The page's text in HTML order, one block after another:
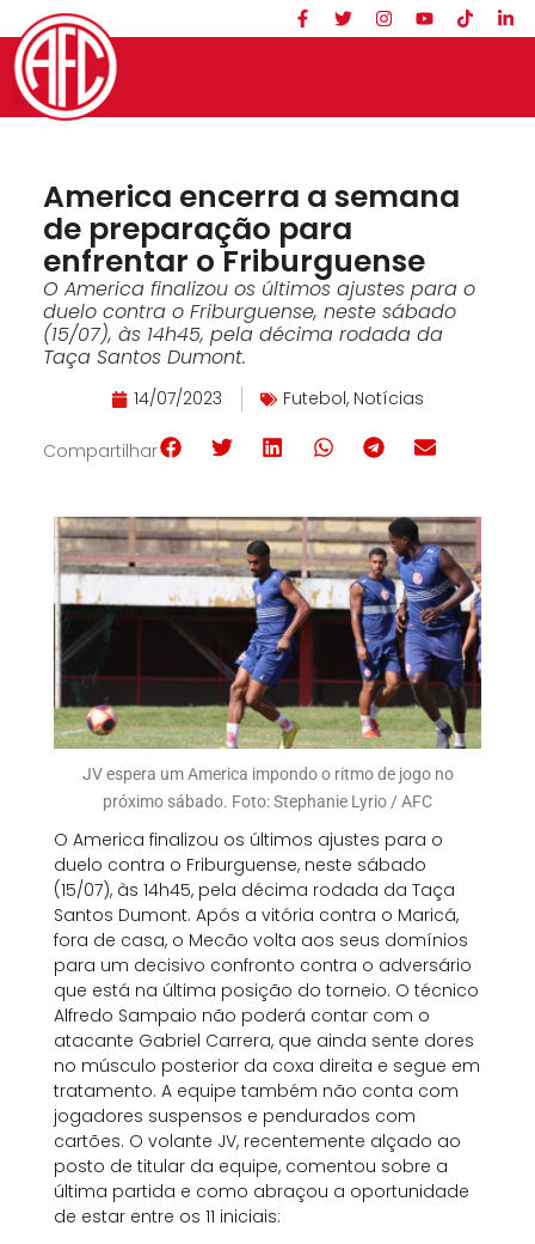
America encerra a semana
de preparação para
enfrentar o Friburguense
O America finalizou os últimos ajustes para o
duelo contra o Friburguense, neste sábado
(15/07), às 14h45, pela décima rodada da
Taça Santos Dumont.
14/07/2023 Futebol, Notícias
Compartilhar
JV espera um America impondo o ritmo de jogo no
próximo sábado. Foto: Stephanie Lyrio / AFC
O America finalizou os últimos ajustes para o
duelo contra o Friburguense, neste sábado
(15/07), às 14h45, pela décima rodada da Taça
Santos Dumont. Após a vitória contra o Maricá,
fora de casa, o Mecão volta aos seus domínios
para um decisivo confronto contra o adversário
que está na última posição do torneio. O técnico
Alfredo Sampaio não poderá contar com o
atacante Gabriel Carrera, que ainda sente dores
no músculo posterior da coxa direita e segue em
tratamento. A equipe também não conta com
jogadores suspensos e pendurados com
cartões. O volante JV, recentemente alçado ao
posto de titular da equipe, comentou sobre a
última partida e como abraçou a oportunidade
de estar entre os 11 iniciais: